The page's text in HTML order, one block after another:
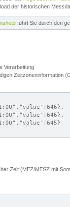
der historischen
führt Sie durch den
Verarbeitung
Zeitzoneninformation
Zeit (MEZ/MESZ mit